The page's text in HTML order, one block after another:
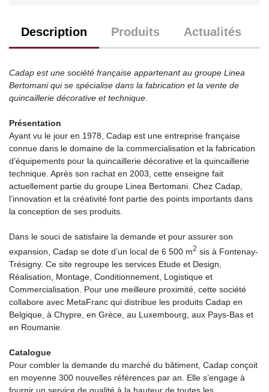
Description Produits Actualités
Cadap est une société française appartenant au groupe Linea
Bertomani qui se spécialise dans la fabrication et la vente de
quincaillerie décorative et technique.
Présentation
Ayant vu le jour en 1978, Cadap est une entreprise française
connue dans le domaine de la commercialisation et la fabrication
d’équipements pour la quincaillerie décorative et la quincaillerie
technique. Après son rachat en 2003, cette enseigne fait
actuellement partie du groupe Linea Bertomani. Chez Cadap,
l’innovation et la créativité font partie des points importants dans
la conception de ses produits.
Dans le souci de satisfaire la demande et pour assurer son
expansion, Cadap se dote d’un local de 6 500 m2 sis à Fontenay-
Trésigny. Ce site regroupe les services Etude et Design,
Réalisation, Montage, Conditionnement, Logistique et
Commercialisation. Pour une meilleure proximité, cette société
collabore avec MetaFranc qui distribue les produits Cadap en
Belgique, à Chypre, en Grèce, au Luxembourg, aux Pays-Bas et
en Roumanie.
Catalogue
Pour combler la demande du marché du bâtiment, Cadap conçoit
en moyenne 300 nouvelles références par an. Elle s’engage à
fournir un service de qualité à la hauteur de toutes les